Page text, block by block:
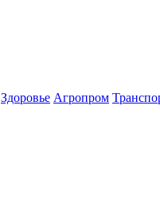
Здоровье Агропром